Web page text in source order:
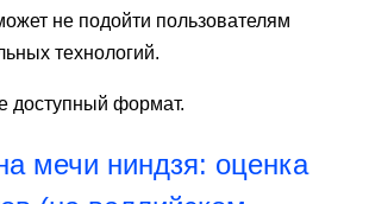
не подойти пользователям
технологий.
доступный формат.
мечи ниндзя: оценка